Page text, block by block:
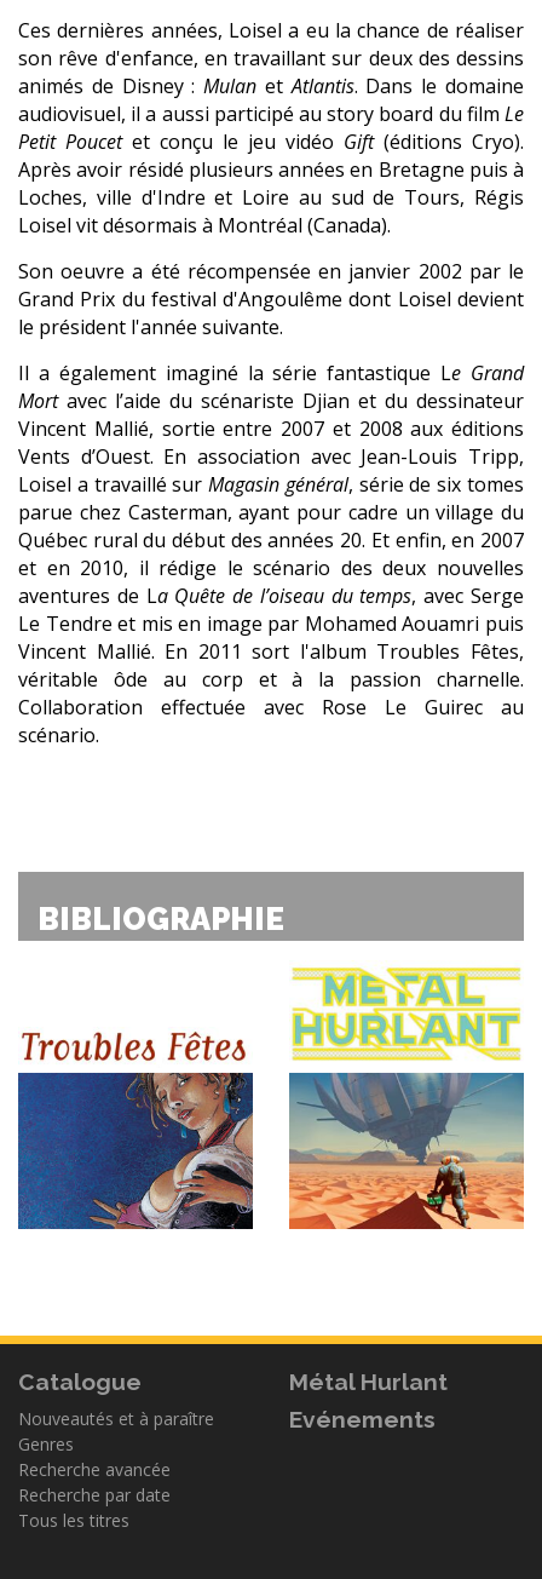
Ces dernières années, Loisel a eu la chance de réaliser
son rêve d'enfance, en travaillant sur deux des dessins
animés de Disney :Mulan etAtlantis. Dans le domaine
audiovisuel, il a aussi participé au story board du film Le
Petit Poucetet conçu le jeu vidéo Gift(éditions Cryo).
Après avoir résidé plusieurs années en Bretagne puis à
Loches, ville d'Indre et Loire au sud de Tours, Régis
Loisel vit désormais à Montréal (Canada).
Son oeuvre a été récompensée en janvier 2002 par le
Grand Prix du festival d'Angoulême dont Loisel devient
le président l'année suivante.
Il a également imaginé la série fantastique Le Grand
Mortavec l’aide du scénariste Djian et du dessinateur
Vincent Mallié, sortie entre 2007 et 2008 aux éditions
Vents d’Ouest. En association avec Jean-Louis Tripp,
Loisel a travaillé surMagasin général, série de six tomes
parue chez Casterman, ayant pour cadre un village du
Québec rural du début des années 20. Et enfin, en 2007
et en 2010, il rédige le scénario des deux nouvelles
aventures de La Quête de l’oiseau du temps, avec Serge
Le Tendre et mis en image par Mohamed Aouamri puis
Vincent Mallié. En 2011 sort l'album Troubles Fêtes,
véritable ôde au corp et à la passion charnelle.
Collaboration effectuée avec Rose Le Guirec au
scénario.
BIBLIOGRAPHIE
Catalogue
Nouveautés et à paraître
Genres
Recherche avancée
Recherche par date
Tous les titres
Métal Hurlant
Evénements